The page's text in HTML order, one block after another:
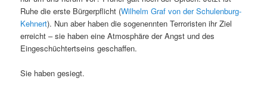
Ruhe die erste Bürgerpflicht (Wilhelm Graf von der Schulenburg-
Kehnert). Nun aber haben die sogenennten Terroristen ihr Ziel
erreicht – sie haben eine Atmosphäre der Angst und des
Eingeschüchtertseins geschaffen.
Sie haben gesiegt.